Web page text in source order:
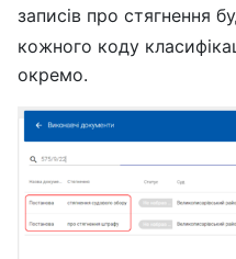
записів про стягнення
кожного коду
окремо.